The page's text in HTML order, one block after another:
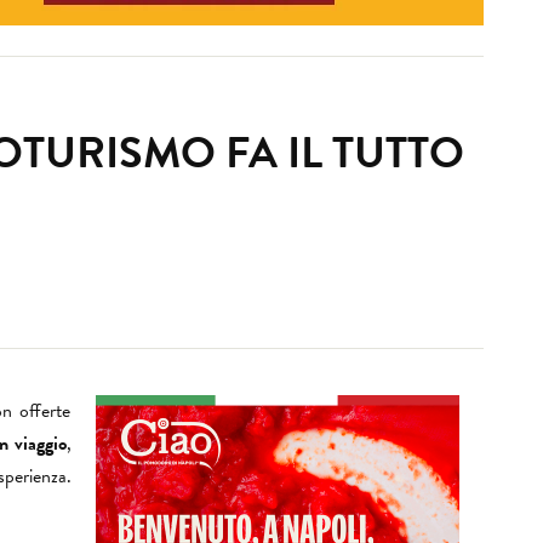
FA IL TUTTO
offerte
viaggio,